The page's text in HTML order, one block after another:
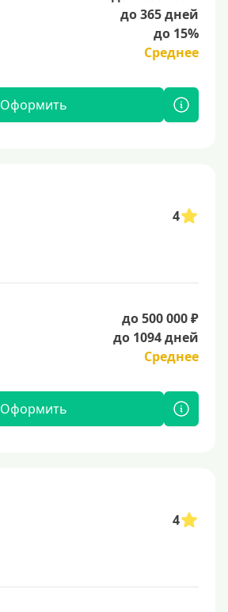
до 365 дней
до 15%
Среднее
Оформить
4
до 500 000 ₽
до 1094 дней
Среднее
Оформить
4